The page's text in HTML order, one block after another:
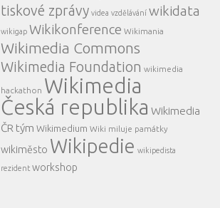
tiskové zprávy videa vzdělávání wikidata
wikigap Wikikonference Wikimania
Wikimedia Commons
Wikimedia Foundation wikimedia
hackathon Wikimedia
Česká republika Wikimedia
ČR tým Wikimedium Wiki miluje památky
wikiměsto Wikipedie wikipedista
rezident workshop